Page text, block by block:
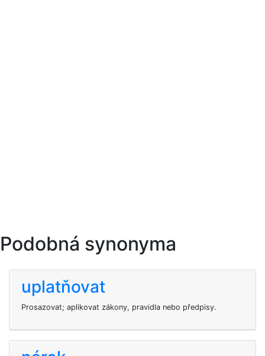
Podobná synonyma
uplatňovat
Prosazovat; aplikovat zákony, pravidla nebo předpisy.